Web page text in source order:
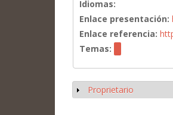
Idiomas:
Enlace presentación:
Enlace referencia:
Temas:
Mostrar
Proprietario